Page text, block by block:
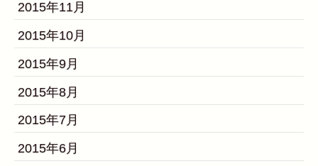
2015年11月
2015年10月
2015年9月
2015年8月
2015年7月
2015年6月